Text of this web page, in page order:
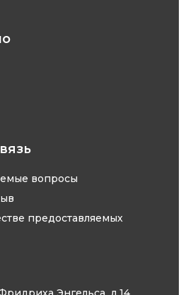
вопросы
предоставляемых